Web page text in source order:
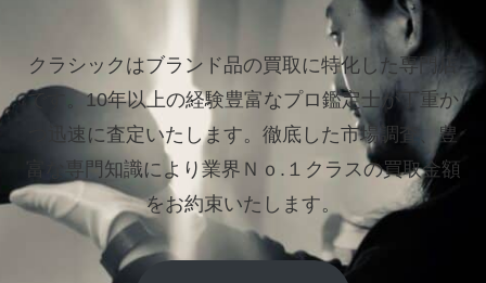
クラシックはブランド品の買取に特化した専門店
です。10年以上の経験豊富なプロ鑑定士が丁重か
つ迅速に査定いたします。 徹底した市場調査、豊
富な専門知識により業界Ｎｏ.１クラスの買取金額
をお約束いたします。